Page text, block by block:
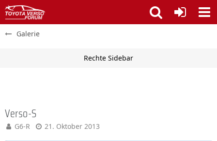
Galerie
Verso-S
G6-R 21. Oktober 2013